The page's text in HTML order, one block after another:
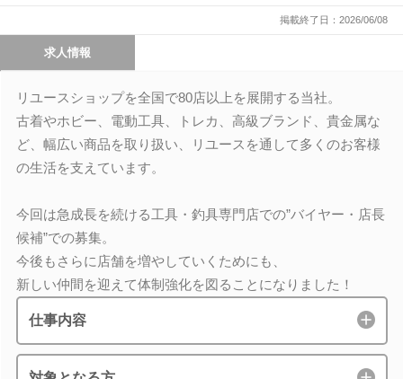
掲載終了日：2026/06/08
求人情報
リユースショップを全国で80店以上を展開する当社。
古着やホビー、電動工具、トレカ、高級ブランド、貴金属な
ど、幅広い商品を取り扱い、リユースを通して多くのお客様
の生活を支えています。
今回は急成長を続ける工具・釣具専門店での”バイヤー・店長
候補”での募集。
今後もさらに店舗を増やしていくためにも、
新しい仲間を迎えて体制強化を図ることになりました！
仕事内容